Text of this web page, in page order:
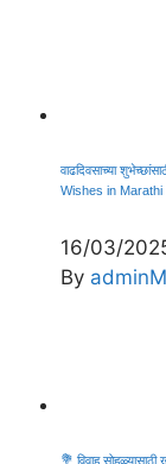
वाढदिवसाच्या
Wishes in Marathi
16/03/
By
💐 विवाह